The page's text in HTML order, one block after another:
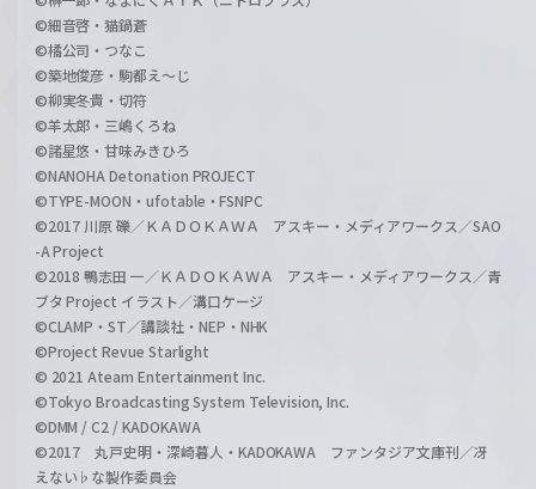
©細音啓・猫鍋蒼
©橘公司・つなこ
©築地俊彦・駒都え～じ
©柳実冬貴・切符
©羊太郎・三嶋くろね
©諸星悠・甘味みきひろ
©NANOHA Detonation PROJECT
©TYPE-MOON・ufotable・FSNPC
©2017 川原 礫／ＫＡＤＯＫＡＷＡ アスキー・メディアワークス／SAO
-A Project
©2018 鴨志田 一／ＫＡＤＯＫＡＷＡ アスキー・メディアワークス／青
ブタ Project イラスト／溝口ケージ
©CLAMP・ST／講談社・NEP・NHK
©Project Revue Starlight
© 2021 Ateam Entertainment Inc.
©Tokyo Broadcasting System Television, Inc.
©DMM / C2 / KADOKAWA
©2017 丸戸史明・深崎暮人・KADOKAWA ファンタジア文庫刊／冴
えない♭な製作委員会